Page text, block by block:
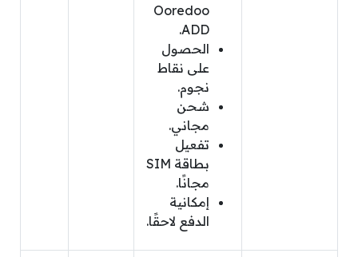
Ooredoo
ADD.
الحصول
على نقاط
نجوم.
شحن
مجاني.
تفعيل
بطاقة SIM
مجانًا.
إمكانية
الدفع لاحقًا.